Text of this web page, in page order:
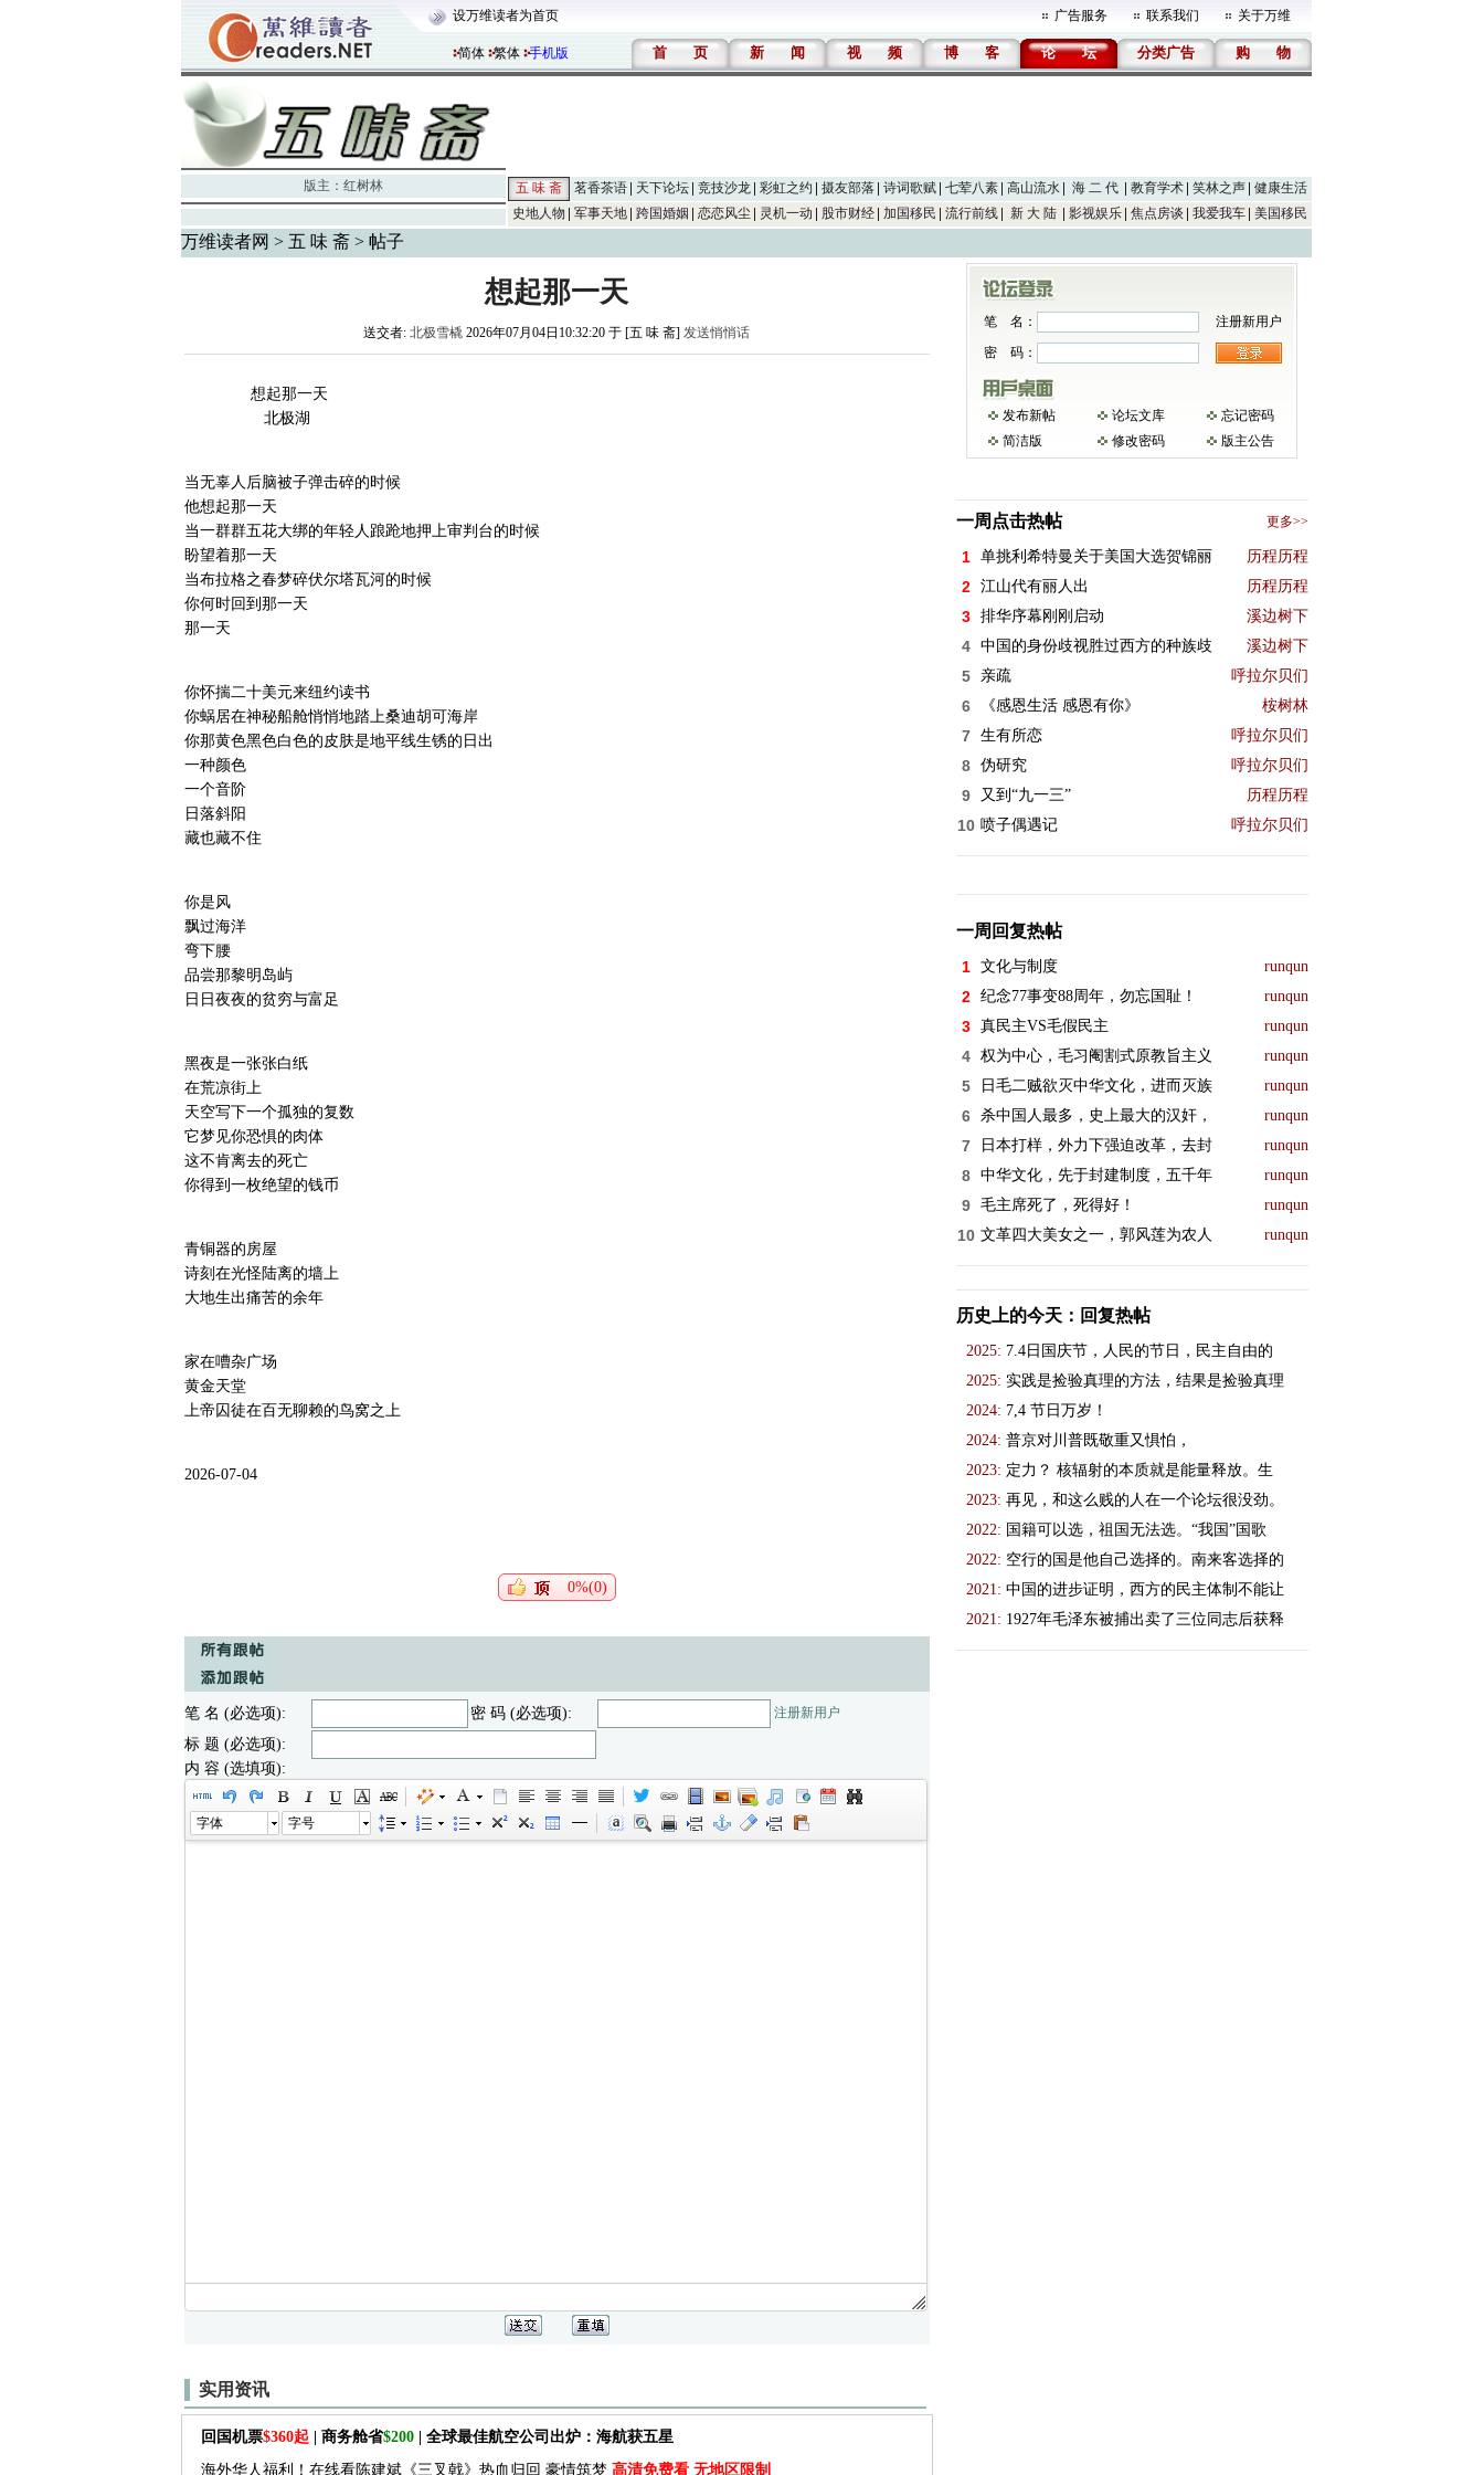
设万维读者为首页 广告服务 联系我们 关于万维
简体 繁体 手机版 首 页 新 闻 视 频 博 客 论 坛 分类广告 购 物
版主： 红树林 五 味 斋 茗香茶语 天下论坛 竞技沙龙 彩虹之约 摄友部落 诗词歌赋 七荤八素 高山流水 海 二 代 教育学术 笑林之声
健康生活
史地人物
军事天地 跨国婚姻 恋恋风尘 灵机一动 股市财经 加国移民 流行前线 新 大 陆 影视娱乐 焦点房谈 我爱我车 美国移民
万维读者网 > 五 味 斋> 帖子
想起那一天
送交者: 北极雪橇 2026年07月04日10:32:20 于 [五 味 斋] 发送悄悄话
想起那一天
北极湖
当无辜人后脑被子弹击碎的时候
他想起那一天
当一群群五花大绑的年轻人踉跄地押上审判台的时候
盼望着那一天
当布拉格之春梦碎伏尔塔瓦河的时候
你何时回到那一天
那一天
你怀揣二十美元来纽约读书
你蜗居在神秘船舱悄悄地踏上桑迪胡可海岸
你那黄色黑色白色的皮肤是地平线生锈的日出
一种颜色
一个音阶
日落斜阳
藏也藏不住
你是风
飘过海洋
弯下腰
品尝那黎明岛屿
日日夜夜的贫穷与富足
黑夜是一张张白纸
在荒凉街上
天空写下一个孤独的复数
它梦见你恐惧的肉体
这不肯离去的死亡
你得到一枚绝望的钱币
青铜器的房屋
诗刻在光怪陆离的墙上
大地生出痛苦的余年
家在嘈杂广场
黄金天堂
上帝囚徒在百无聊赖的鸟窝之上
2026-07-04
0%(0)
笔 名 (必选项): 密 码 (必选项): 注册新用户
标 题 (必选项):
内 容 (选填项):
字体 字号
实用资讯
回国机票$360起 | 商务舱省$200| 全球最佳航空公司出炉：海航获五星
海外华人福利！在线看陈建斌《三叉戟》热血归回 豪情筑梦 高清免费看 无地区限制
笔 名：
注册新用户
密 码：
发布新帖 论坛文库
忘记密码
简洁版
修改密码 版主公告
一周点击热帖 更多>>
1 单挑利希特曼关于美国大选贺锦丽 历程历程
2 江山代有丽人出 历程历程
3 排华序幕刚刚启动 溪边树下
4 中国的身份歧视胜过西方的种族歧 溪边树下
5 亲疏 呼拉尔贝们
6 《感恩生活 感恩有你》 桉树林
7 生有所恋 呼拉尔贝们
8 伪研究 呼拉尔贝们
9 又到“九一三” 历程历程
10 喷子偶遇记 呼拉尔贝们
一周回复热帖
1 文化与制度 runqun
2 纪念77事变88周年，勿忘国耻！ runqun
3 真民主VS毛假民主 runqun
4 权为中心，毛习阉割式原教旨主义 runqun
5 日毛二贼欲灭中华文化，进而灭族 runqun
6 杀中国人最多，史上最大的汉奸， runqun
7 日本打样，外力下强迫改革，去封 runqun
8 中华文化，先于封建制度，五千年 runqun
9 毛主席死了，死得好！ runqun
10 文革四大美女之一，郭风莲为农人 runqun
历史上的今天：回复热帖
2025: 7.4日国庆节，人民的节日，民主自由的
2025: 实践是捡验真理的方法，结果是捡验真理
2024: 7,4 节日万岁！
2024: 普京对川普既敬重又惧怕，
2023: 定力？ 核辐射的本质就是能量释放。生
2023: 再见，和这么贱的人在一个论坛很没劲。
2022: 国籍可以选，祖国无法选。“我国”国歌
2022: 空行的国是他自己选择的。南来客选择的
2021: 中国的进步证明，西方的民主体制不能让
2021: 1927年毛泽东被捕出卖了三位同志后获释